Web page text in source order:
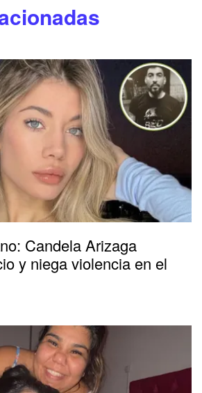
Candela Arizaga
y niega violencia en el